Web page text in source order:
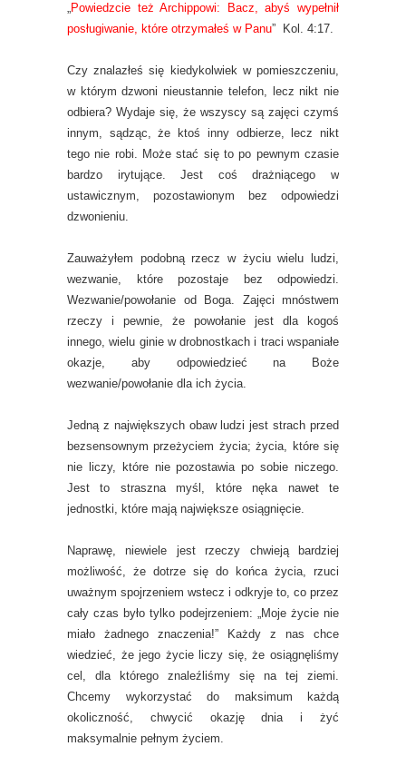
„Powiedzcie też Archippowi: Bacz, abyś wypełnił
posługiwanie, które otrzymałeś w Panu” Kol. 4:17.
Czy znalazłeś się kiedykolwiek w pomieszczeniu,
w którym dzwoni nieustannie telefon, lecz nikt nie
odbiera? Wydaje się, że wszyscy są zajęci czymś
innym, sądząc, że ktoś inny odbierze, lecz nikt
tego nie robi. Może stać się to po pewnym czasie
bardzo irytujące. Jest coś drażniącego w
ustawicznym, pozostawionym bez odpowiedzi
dzwonieniu.
Zauważyłem podobną rzecz w życiu wielu ludzi,
wezwanie, które pozostaje bez odpowiedzi.
Wezwanie/powołanie od Boga. Zajęci mnóstwem
rzeczy i pewnie, że powołanie jest dla kogoś
innego, wielu ginie w drobnostkach i traci wspaniałe
okazje, aby odpowiedzieć na Boże
wezwanie/powołanie dla ich życia.
Jedną z największych obaw ludzi jest strach przed
bezsensownym przeżyciem życia; życia, które się
nie liczy, które nie pozostawia po sobie niczego.
Jest to straszna myśl, które nęka nawet te
jednostki, które mają największe osiągnięcie.
Naprawę, niewiele jest rzeczy chwieją bardziej
możliwość, że dotrze się do końca życia, rzuci
uważnym spojrzeniem wstecz i odkryje to, co przez
cały czas było tylko podejrzeniem: „Moje życie nie
miało żadnego znaczenia!” Każdy z nas chce
wiedzieć, że jego życie liczy się, że osiągnęliśmy
cel, dla którego znaleźliśmy się na tej ziemi.
Chcemy wykorzystać do maksimum każdą
okoliczność, chwycić okazję dnia i żyć
maksymalnie pełnym życiem.